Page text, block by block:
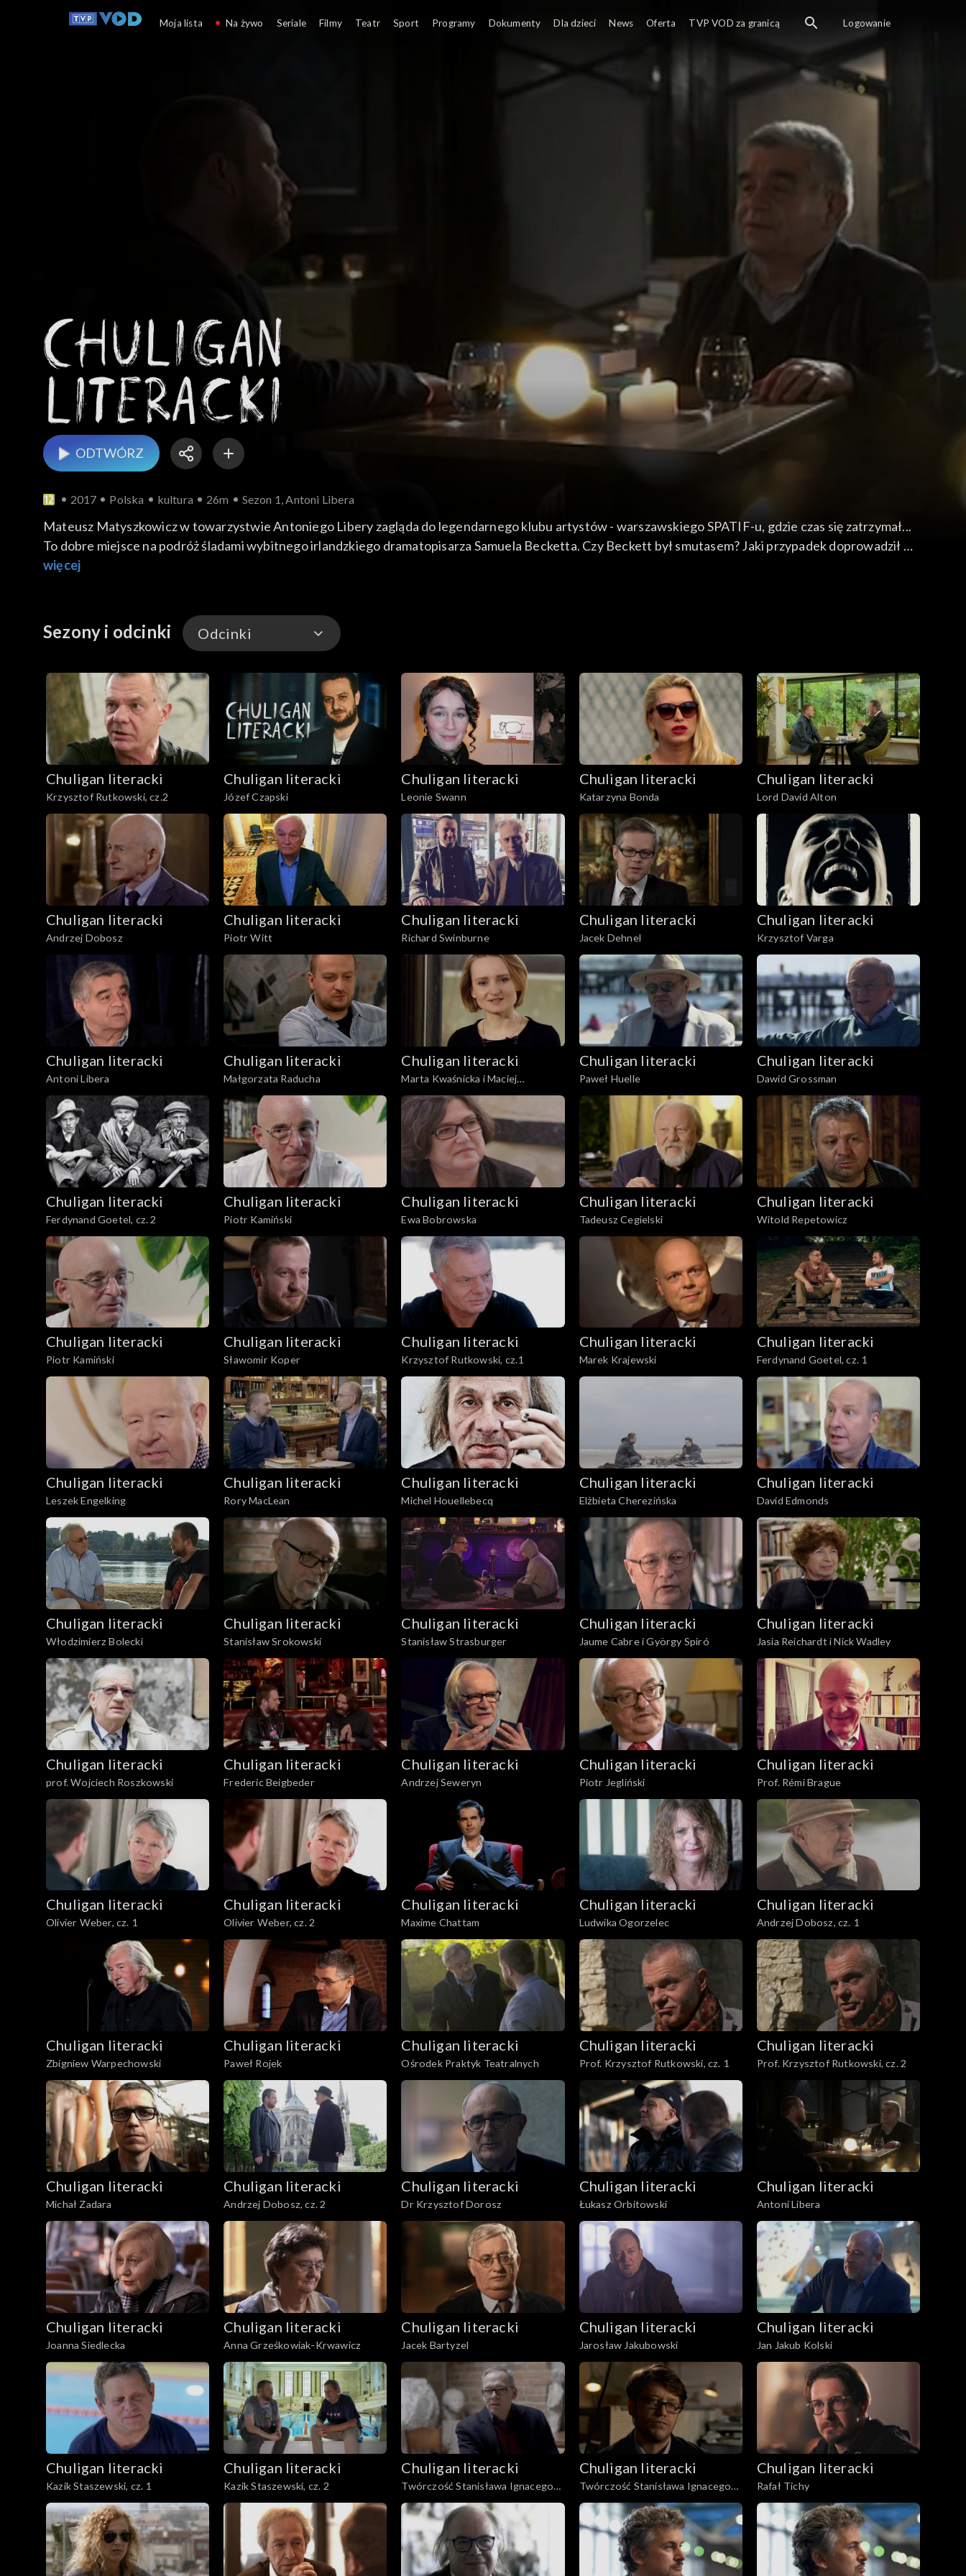
ODTWÓRZ
2017 Polska kultura 26m Sezon 1, Antoni Libera
Mateusz Matyszkowicz w towarzystwie Antoniego Libery zagląda do legendarnego klubu artystów - warszawskiego SPATIF-u, gdzie czas się zatrzymał...
To dobre miejsce na podróż śladami wybitnego irlandzkiego dramatopisarza Samuela Becketta. Czy Beckett był smutasem? Jaki przypadek doprowadził w
Paryżu do spotkania Antoniego Libery z Beckettem? Jaki był w kontakcie bezpośrednim?
więcej
Sezony i odcinki Odcinki
Odcinki
Chuligan literacki
Krzysztof Rutkowski, cz.2
Chuligan literacki
Józef Czapski
Chuligan literacki
Leonie Swann
Chuligan literacki
Katarzyna Bonda
Chuligan literacki
Lord David Alton
Chuligan literacki
Andrzej Dobosz
Chuligan literacki
Piotr Witt
Chuligan literacki
Richard Swinburne
Chuligan literacki
Jacek Dehnel
Chuligan literacki
Krzysztof Varga
Chuligan literacki
Antoni Libera
Chuligan literacki
Małgorzata Raducha
Chuligan literacki
Marta Kwaśnicka i Maciej
Urbanowski
Chuligan literacki
Paweł Huelle
Chuligan literacki
Dawid Grossman
Chuligan literacki
Ferdynand Goetel, cz. 2
Chuligan literacki
Piotr Kamiński
Chuligan literacki
Ewa Bobrowska
Chuligan literacki
Tadeusz Cegielski
Chuligan literacki
Witold Repetowicz
Chuligan literacki
Piotr Kamiński
Chuligan literacki
Sławomir Koper
Chuligan literacki
Krzysztof Rutkowski, cz.1
Chuligan literacki
Marek Krajewski
Chuligan literacki
Ferdynand Goetel, cz. 1
Chuligan literacki
Leszek Engelking
Chuligan literacki
Rory MacLean
Chuligan literacki
Michel Houellebecq
Chuligan literacki
Elżbieta Cherezińska
Chuligan literacki
David Edmonds
Chuligan literacki
Włodzimierz Bolecki
Chuligan literacki
Stanisław Srokowski
Chuligan literacki
Stanisław Strasburger
Chuligan literacki
Jaume Cabre i György Spiró
Chuligan literacki
Jasia Reichardt i Nick Wadley
Chuligan literacki
prof. Wojciech Roszkowski
Chuligan literacki
Frederic Beigbeder
Chuligan literacki
Andrzej Seweryn
Chuligan literacki
Piotr Jegliński
Chuligan literacki
Prof. Rémi Brague
Chuligan literacki
Olivier Weber, cz. 1
Chuligan literacki
Olivier Weber, cz. 2
Chuligan literacki
Maxime Chattam
Chuligan literacki
Ludwika Ogorzelec
Chuligan literacki
Andrzej Dobosz, cz. 1
Chuligan literacki
Zbigniew Warpechowski
Chuligan literacki
Paweł Rojek
Chuligan literacki
Ośrodek Praktyk Teatralnych
Chuligan literacki
Prof. Krzysztof Rutkowski, cz. 1
Chuligan literacki
Prof. Krzysztof Rutkowski, cz. 2
Chuligan literacki
Michał Zadara
Chuligan literacki
Andrzej Dobosz, cz. 2
Chuligan literacki
Dr Krzysztof Dorosz
Chuligan literacki
Łukasz Orbitowski
Chuligan literacki
Antoni Libera
Chuligan literacki
Joanna Siedlecka
Chuligan literacki
Anna Grześkowiak-Krwawicz
Chuligan literacki
Jacek Bartyzel
Chuligan literacki
Jarosław Jakubowski
Chuligan literacki
Jan Jakub Kolski
Chuligan literacki
Kazik Staszewski, cz. 1
Chuligan literacki
Kazik Staszewski, cz. 2
Chuligan literacki
Twórczość Stanisława Ignacego
Witkiewicza, cz. 1
Chuligan literacki
Twórczość Stanisława Ignacego
Witkiewicza, cz. 2
Chuligan literacki
Rafał Tichy
Moja lista Na żywo Seriale Filmy Teatr Sport Programy Dokumenty Dla dzieci News Oferta TVP VOD za granicą Logowanie